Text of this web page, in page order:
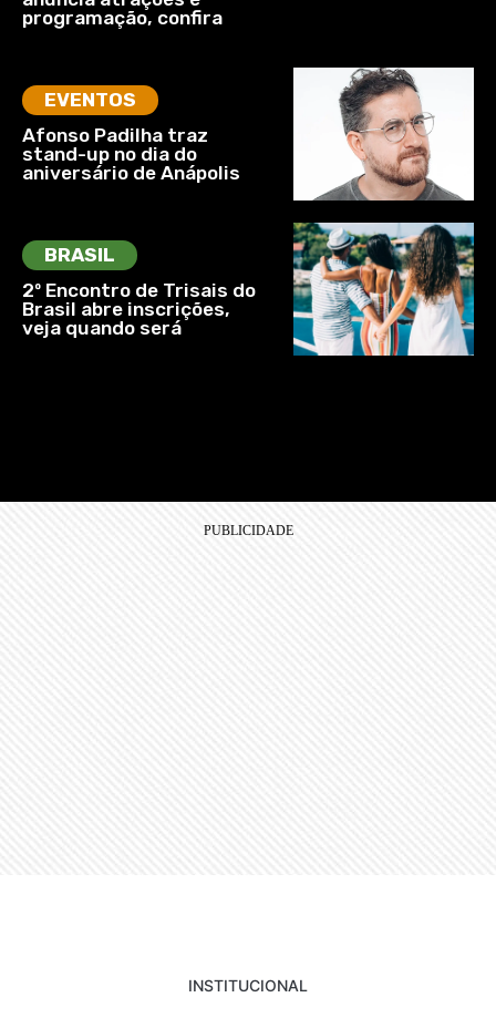
programação, confira
EVENTOS
Afonso Padilha traz
stand-up no dia do
aniversário de Anápolis
BRASIL
2º Encontro de Trisais do
Brasil abre inscrições,
veja quando será
INSTITUCIONAL